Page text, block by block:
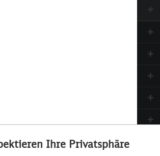
Aktiv
Ihre Privatsphäre